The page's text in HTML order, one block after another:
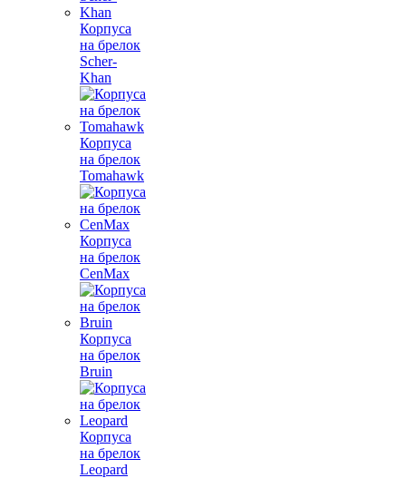
Корпуса
на брелок
Scher-
Khan
Корпуса
на брелок
Tomahawk
Корпуса
на брелок
CenMax
Корпуса
на брелок
Bruin
Корпуса
на брелок
Leopard